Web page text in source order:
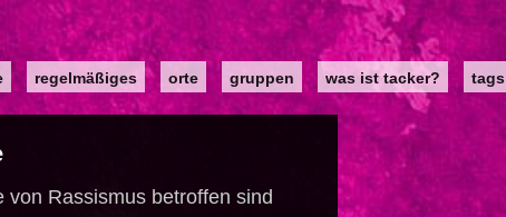
regelmäßiges orte gruppen was ist tacker? tags
Rassismus betroffen sind